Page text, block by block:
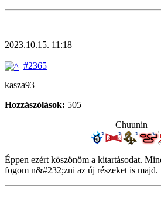
2023.10.15. 11:18
#2365
kasza93
Hozzászólások: 505
Chuunin
Éppen ezért köszönöm a kitartásodat.
fogom n&#232;zni az új részeket is majd.